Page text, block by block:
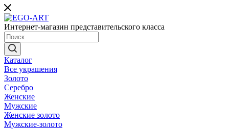
Интернет-магазин представительского класса
Каталог
Все украшения
Золото
Серебро
Женские
Мужские
Женские золото
Мужские-золото